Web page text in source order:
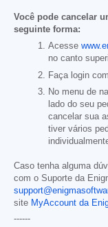
Você pode cancelar
seguinte forma:
Acesse
no canto
Faça login
No menu de
lado do seu
cancelar sua
tiver vários
Caso tenha alguma
com o Suporte da
site MyAccount da
------